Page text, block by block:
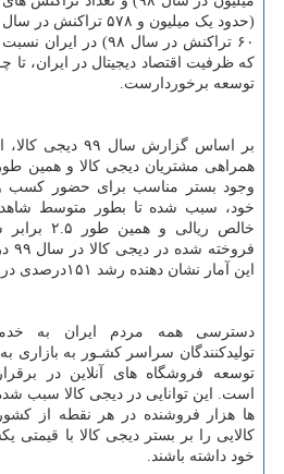
۶۰ تراکنش در سال ۹۸)
که ظرفیت اقتصاد دیجیتال در ایران، تا
توسعه برخوردارست.
بر اساس گزارش
همراهی مشتریان دیجی کالا و همین
وجود بستر مناسب برای حضور کسب
خالص
این آمار نشان دهنده رشد ۱۵۱درصدی دراین زمینه است.
دسترسی همه مردم ایران به
تولیدکنندگان سراسر کشـور به
توسعه فروشگاه های آنلاین در
است. این توانایی در دیجی کالا سبب
ها هزار فروشنده در هر نقطه از
کالایی را بر بستر دیجی کالا با قیمتی
خود داشته باشند.